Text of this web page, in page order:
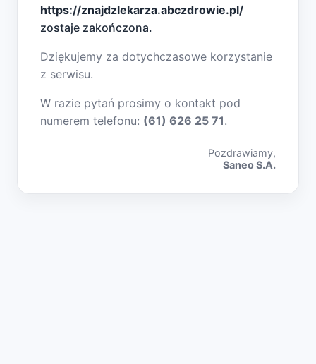
https://znajdzlekarza.abczdrowie.pl/
zostaje zakończona.
Dziękujemy za dotychczasowe korzystanie
z serwisu.
W razie pytań prosimy o kontakt pod
numerem telefonu: (61) 626 25 71.
Pozdrawiamy,
Saneo S.A.